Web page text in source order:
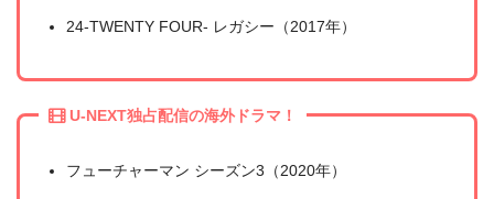
24-TWENTY FOUR- レガシー（2017年）
U-NEXT独占配信の海外ドラマ！
フューチャーマン シーズン3（2020年）